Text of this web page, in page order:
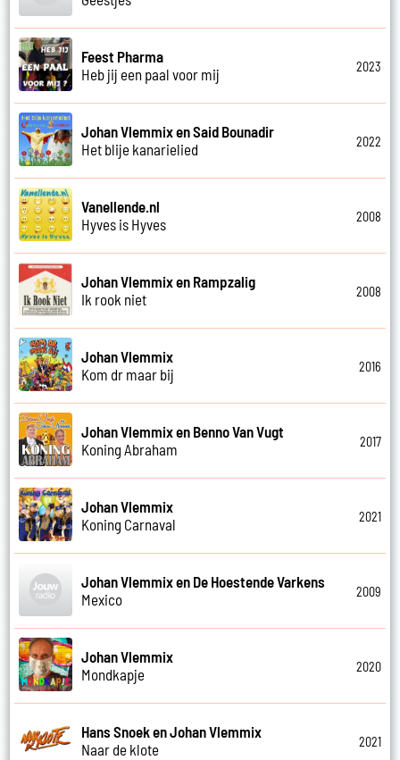
Feest Pharma
Heb jij een paal voor mij
2023
Johan Vlemmix en Said Bounadir
Het blije kanarielied
2022
Vanellende.nl
Hyves is Hyves
2008
Johan Vlemmix en Rampzalig
Ik rook niet
2008
Johan Vlemmix
Kom dr maar bij
2016
Johan Vlemmix en Benno Van Vugt
Koning Abraham
2017
Johan Vlemmix
Koning Carnaval
2021
Johan Vlemmix en De Hoestende Varkens
Mexico
2009
Johan Vlemmix
Mondkapje
2020
Hans Snoek en Johan Vlemmix
Naar de klote
2021